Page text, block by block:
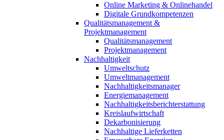
Online Marketing & Onlinehandel
Digitale Grundkompetenzen
Qualitätsmanagement &
Projektmanagement
Qualitätsmanagement
Projektmanagement
Nachhaltigkeit
Umweltschutz
Umweltmanagement
Nachhaltigkeitsmanager
Energiemanagement
Nachhaltigkeitsberichterstattung
Kreislaufwirtschaft
Dekarbonisierung
Nachhaltige Lieferketten